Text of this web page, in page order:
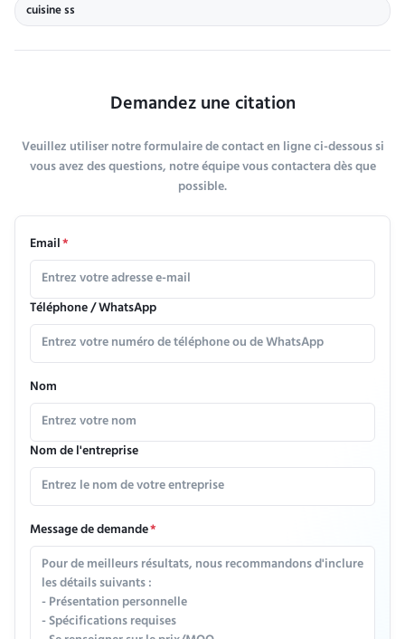
cuisine ss
Demandez une citation
Veuillez utiliser notre formulaire de contact en ligne ci-dessous si
vous avez des questions, notre équipe vous contactera dès que
possible.
Email*
Téléphone / WhatsApp
Nom
Nom de l'entreprise
Message de demande*